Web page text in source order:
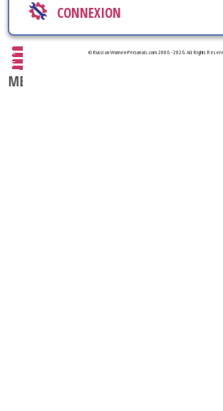
CONNEXION
© Russian-Women-Personals.com 2006 - 2026. All Rights